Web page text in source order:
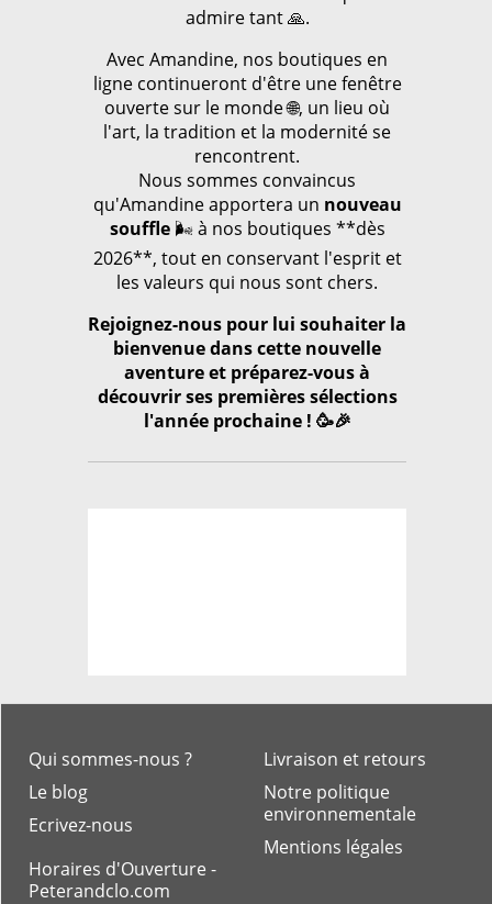
admire tant 🙏.
Avec Amandine, nos boutiques en
ligne continueront d'être une fenêtre
ouverte sur le monde 🌐, un lieu où
l'art, la tradition et la modernité se
rencontrent.
Nous sommes convaincus
qu'Amandine apportera un nouveau
souffle🌬️ à nos boutiques **dès
2026**, tout en conservant l'esprit et
les valeurs qui nous sont chers.
Rejoignez-nous pour lui souhaiter la
bienvenue dans cette nouvelle
aventure et préparez-vous à
découvrir ses premières sélections
l'année prochaine ! 🥳🎉
Livraison et retours
Notre politique
environnementale
Mentions légales
Qui sommes-nous ?
Le blog
Ecrivez-nous
Horaires d'Ouverture -
Peterandclo.com